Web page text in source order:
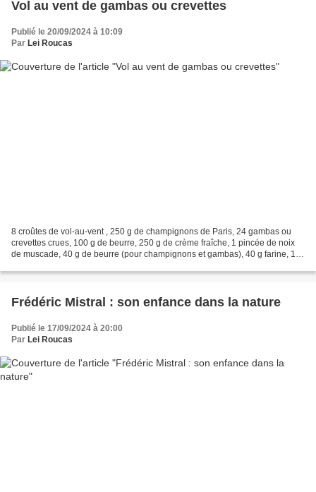
Vol au vent de gambas ou crevettes
Publié le 20/09/2024 à 10:09
Par Lei Roucas
8 croûtes de vol-au-vent , 250 g de champignons de Paris, 24 gambas ou
crevettes crues, 100 g de beurre, 250 g de crème fraîche, 1 pincée de noix
de muscade, 40 g de beurre (pour champignons et gambas), 40 g farine, 1
Frédéric Mistral : son enfance dans la nature
Publié le 17/09/2024 à 20:00
Par Lei Roucas